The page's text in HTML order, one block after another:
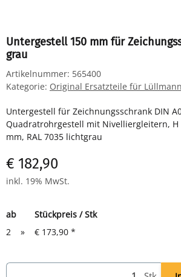
Untergestell 150 mm für
grau
Artikelnummer: 565400
Kategorie: Original Ersatzteile für
Untergestell für Zeichnungsschrank DIN
Quadratrohrgestell mit Nivelliergleitern, H
mm, RAL 7035 lichtgrau
€ 182,90
inkl. 19% MwSt.
ab
Stückpreis / Stk
2
» € 173,90 *